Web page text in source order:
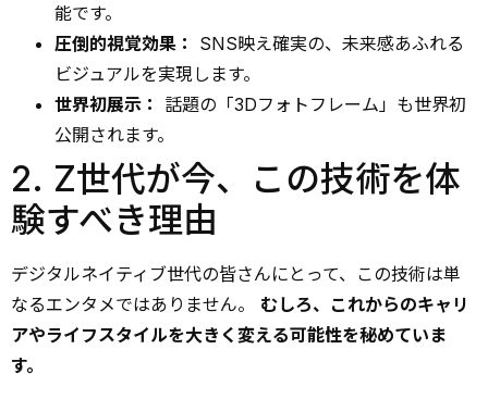
能です。
圧倒的視覚効果：
SNS映え確実の、未来感あふれる
ビジュアルを実現します。
世界初展示：
話題の「3Dフォトフレーム」も世界初
公開されます。
2. Z世代が今、この技術を体
験すべき理由
デジタルネイティブ世代の皆さんにとって、この技術は単
なるエンタメではありません。 むしろ、これからのキャリ
アやライフスタイルを大きく変える可能性を秘めていま
す。